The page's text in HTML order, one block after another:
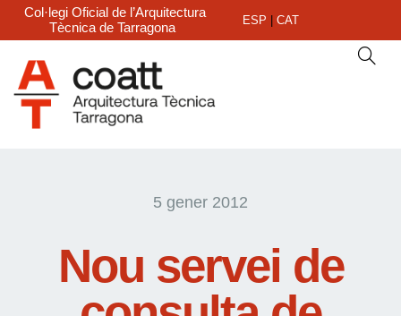
Col·legi Oficial de l’Arquitectura
Tècnica de Tarragona
ESP CAT
5 gener 2012
Nou servei de